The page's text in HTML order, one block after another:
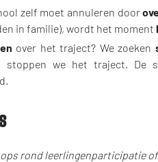
zelf moet annuleren door
in familie), wordt het moment
over het traject? We zoeken
stoppen we het traject. De
rond leerlingenparticipatie